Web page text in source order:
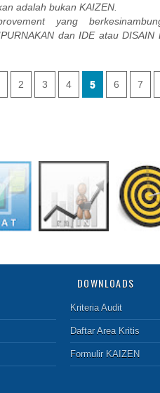
adalah bukan KAIZEN.
yang
dan IDE atau
2 3 4 5 6 7
DOWNLOADS
Kriteria Audit
Daftar Area Kritis
Formulir KAIZEN